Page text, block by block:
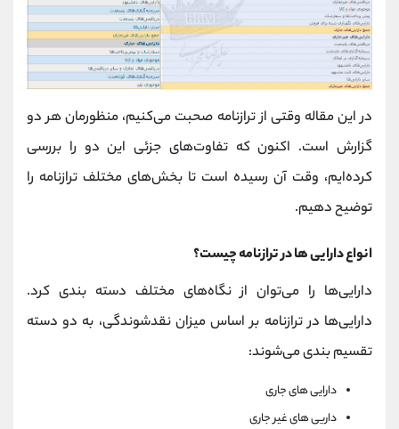
در این مقاله وقتی از ترازنامه صحبت می‌کنیم، منظورمان هر دو
گزارش است. اکنون که تفاوت‌های جزئی این دو را بررسی
کرده‌ایم، وقت آن رسیده است تا بخش‌های مختلف ترازنامه را
توضیح دهیم.
انواع دارایی ها در ترازنامه چیست؟
دارایی‌ها را می‌توان از نگاه‌های مختلف دسته بندی کرد.
دارایی‌ها در ترازنامه بر اساس میزان نقدشوندگی، به دو دسته
تقسیم بندی می‌شوند:
دارایی های جاری
داریی های غیر جاری